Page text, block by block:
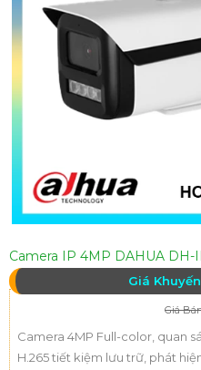
Camera IP 4MP DAHUA DH-
Giá
Giá
Camera 4MP Full-color, quan
H.265 tiết kiệm lưu trữ, phát